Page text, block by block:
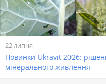
22 липня
Новинки Ukravit 2026:
мінерального живлення